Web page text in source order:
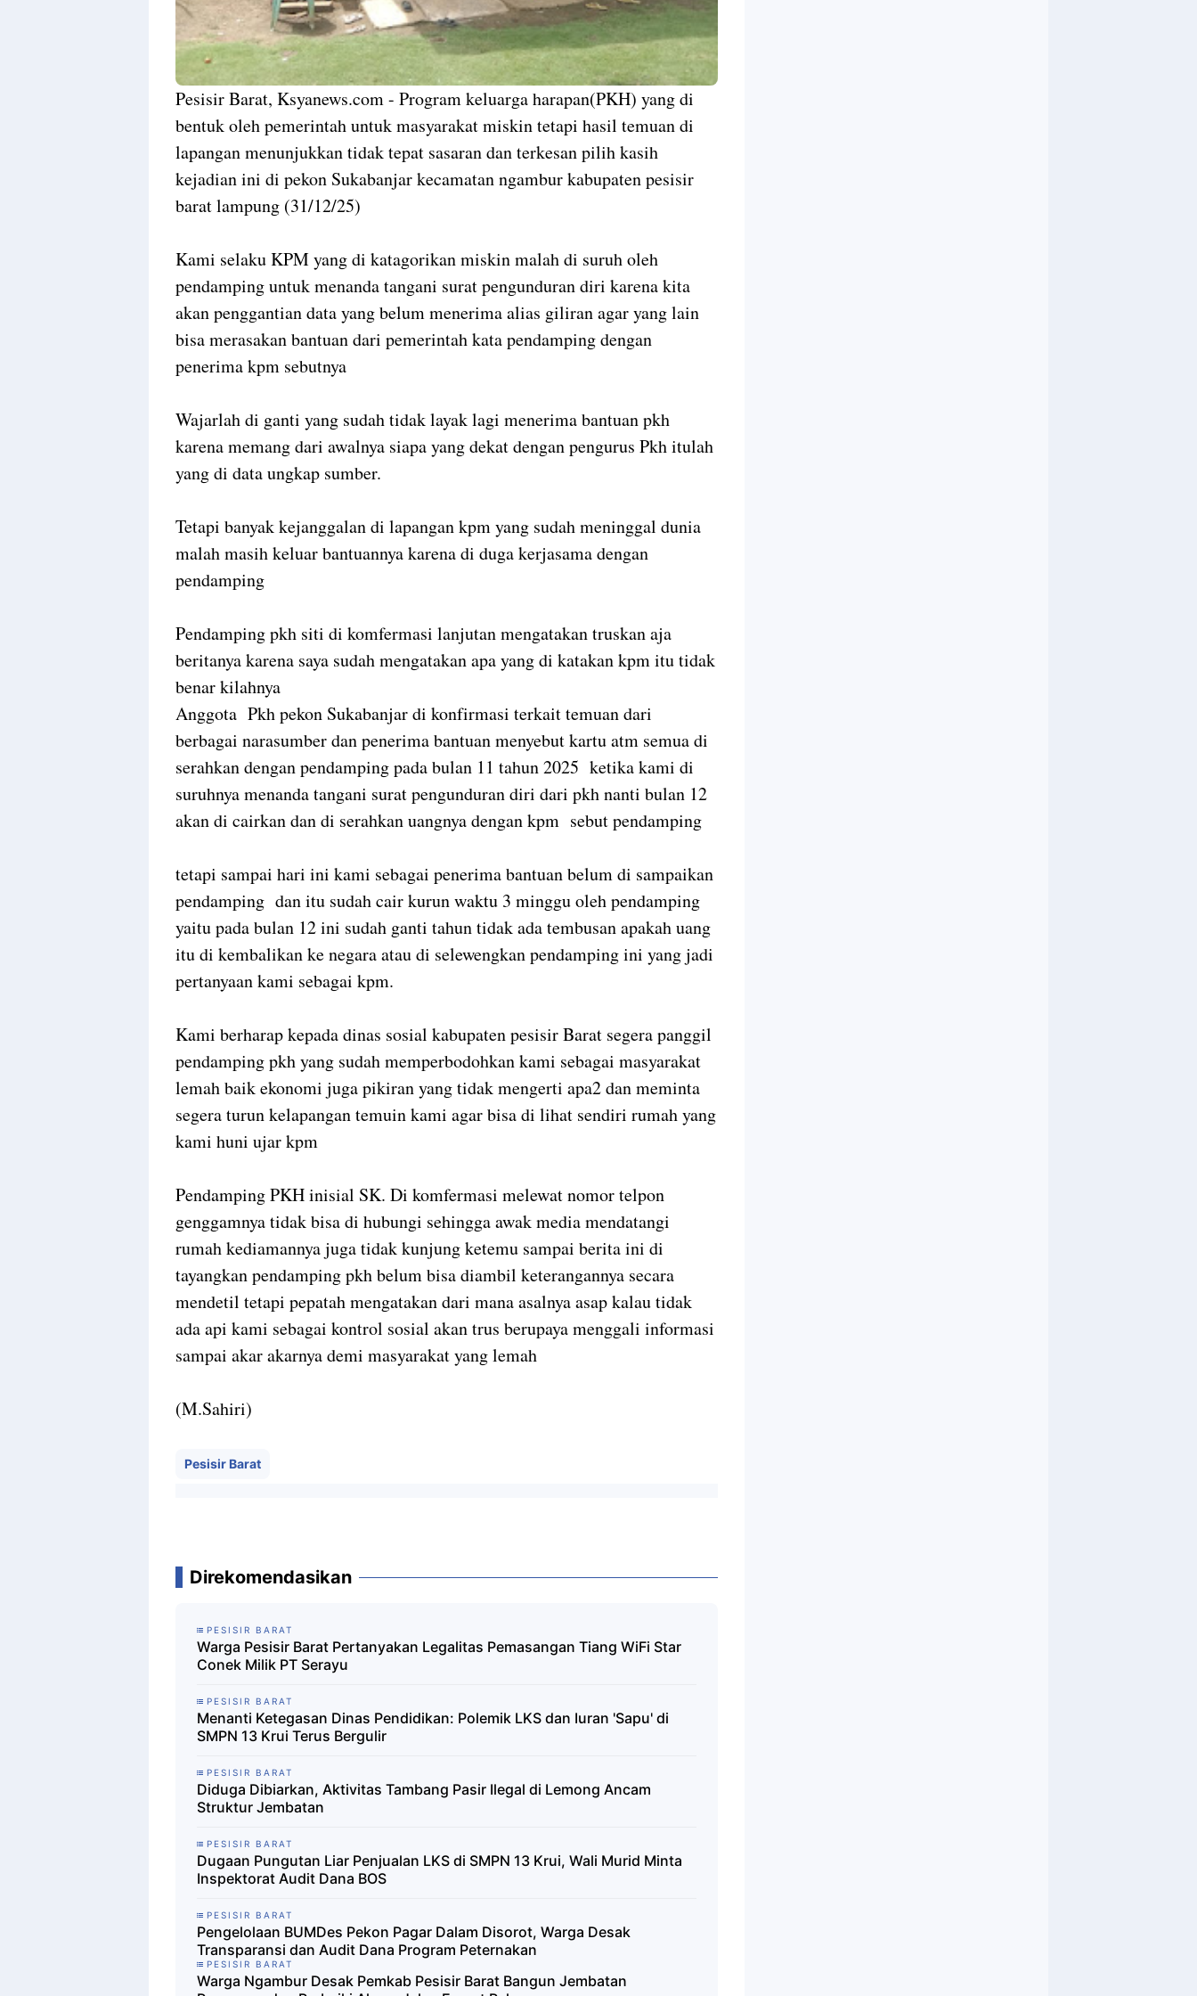
Pesisir Barat, Ksyanews.com - Program keluarga harapan(PKH) yang di
bentuk oleh pemerintah untuk masyarakat miskin tetapi hasil temuan di
lapangan menunjukkan tidak tepat sasaran dan terkesan pilih kasih
kejadian ini di pekon Sukabanjar kecamatan ngambur kabupaten pesisir
barat lampung (31/12/25)
Kami selaku KPM yang di katagorikan miskin malah di suruh oleh
pendamping untuk menanda tangani surat pengunduran diri karena kita
akan penggantian data yang belum menerima alias giliran agar yang lain
bisa merasakan bantuan dari pemerintah kata pendamping dengan
penerima kpm sebutnya
Wajarlah di ganti yang sudah tidak layak lagi menerima bantuan pkh
karena memang dari awalnya siapa yang dekat dengan pengurus Pkh itulah
yang di data ungkap sumber.
Tetapi banyak kejanggalan di lapangan kpm yang sudah meninggal dunia
malah masih keluar bantuannya karena di duga kerjasama dengan
pendamping
Pendamping pkh siti di komfermasi lanjutan mengatakan truskan aja
beritanya karena saya sudah mengatakan apa yang di katakan kpm itu tidak
benar kilahnya
Anggota Pkh pekon Sukabanjar di konfirmasi terkait temuan dari
berbagai narasumber dan penerima bantuan menyebut kartu atm semua di
serahkan dengan pendamping pada bulan 11 tahun 2025 ketika kami di
suruhnya menanda tangani surat pengunduran diri dari pkh nanti bulan 12
akan di cairkan dan di serahkan uangnya dengan kpm sebut pendamping
tetapi sampai hari ini kami sebagai penerima bantuan belum di sampaikan
pendamping dan itu sudah cair kurun waktu 3 minggu oleh pendamping
yaitu pada bulan 12 ini sudah ganti tahun tidak ada tembusan apakah uang
itu di kembalikan ke negara atau di selewengkan pendamping ini yang jadi
pertanyaan kami sebagai kpm.
Kami berharap kepada dinas sosial kabupaten pesisir Barat segera panggil
pendamping pkh yang sudah memperbodohkan kami sebagai masyarakat
lemah baik ekonomi juga pikiran yang tidak mengerti apa2 dan meminta
segera turun kelapangan temuin kami agar bisa di lihat sendiri rumah yang
kami huni ujar kpm
Pendamping PKH inisial SK. Di komfermasi melewat nomor telpon
genggamnya tidak bisa di hubungi sehingga awak media mendatangi
rumah kediamannya juga tidak kunjung ketemu sampai berita ini di
tayangkan pendamping pkh belum bisa diambil keterangannya secara
mendetil tetapi pepatah mengatakan dari mana asalnya asap kalau tidak
ada api kami sebagai kontrol sosial akan trus berupaya menggali informasi
sampai akar akarnya demi masyarakat yang lemah
(M.Sahiri)
Pesisir Barat
Direkomendasikan
PESISIR BARAT
Warga Pesisir Barat Pertanyakan Legalitas Pemasangan Tiang WiFi Star
Conek Milik PT Serayu
PESISIR BARAT
​Menanti Ketegasan Dinas Pendidikan: Polemik LKS dan Iuran 'Sapu' di
SMPN 13 Krui Terus Bergulir
PESISIR BARAT
Diduga Dibiarkan, Aktivitas Tambang Pasir Ilegal di Lemong Ancam
Struktur Jembatan
PESISIR BARAT
Dugaan Pungutan Liar Penjualan LKS di SMPN 13 Krui, Wali Murid Minta
Inspektorat Audit Dana BOS
PESISIR BARAT
Pengelolaan BUMDes Pekon Pagar Dalam Disorot, Warga Desak
Transparansi dan Audit Dana Program Peternakan
PESISIR BARAT
Warga Ngambur Desak Pemkab Pesisir Barat Bangun Jembatan